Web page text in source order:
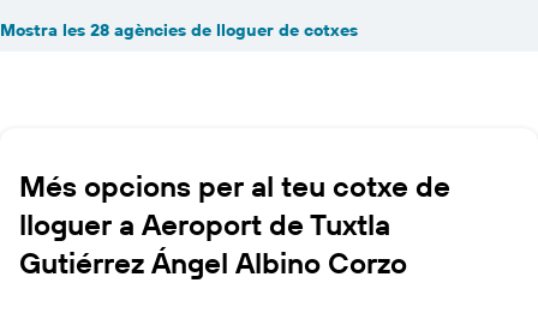
Mostra les 28 agències de lloguer de cotxes
Més opcions per al teu cotxe de
lloguer a Aeroport de Tuxtla
Gutiérrez Ángel Albino Corzo